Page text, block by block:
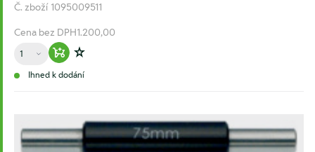
Č. zboží 1095009511
Cena bez DPH1.200,00
Množství
Warenkorb hinzufügen
Zur Wunschliste hinzufügen
Ihned k dodání